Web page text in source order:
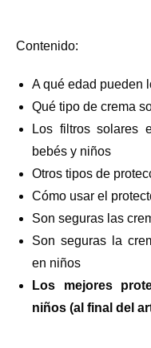
Contenido:
A qué edad pueden
Qué tipo de crema
Los filtros solares
bebés y niños
Otros tipos de
Cómo usar el
Son seguras las
Son seguras la
en niños
Los mejores
niños (al final del